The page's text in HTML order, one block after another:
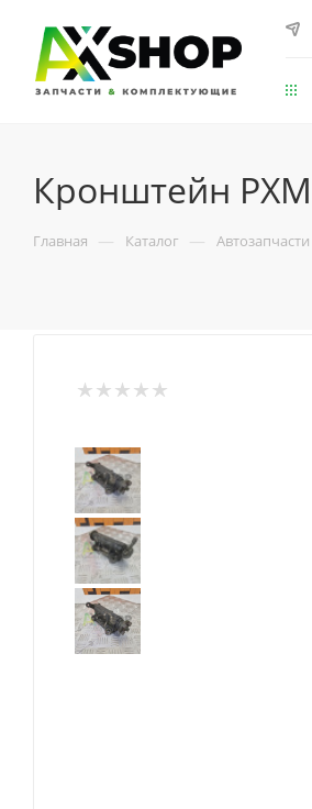
Кронштейн РХМ
Главная — Каталог — Автозапчасти